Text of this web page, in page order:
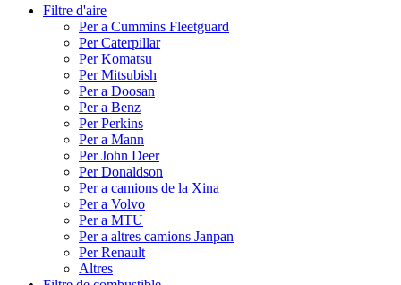
Filtre d'aire
Per a Cummins Fleetguard
Per Caterpillar
Per Komatsu
Per Mitsubish
Per a Doosan
Per a Benz
Per Perkins
Per a Mann
Per John Deer
Per Donaldson
Per a camions de la Xina
Per a Volvo
Per a MTU
Per a altres camions Janpan
Per Renault
Altres